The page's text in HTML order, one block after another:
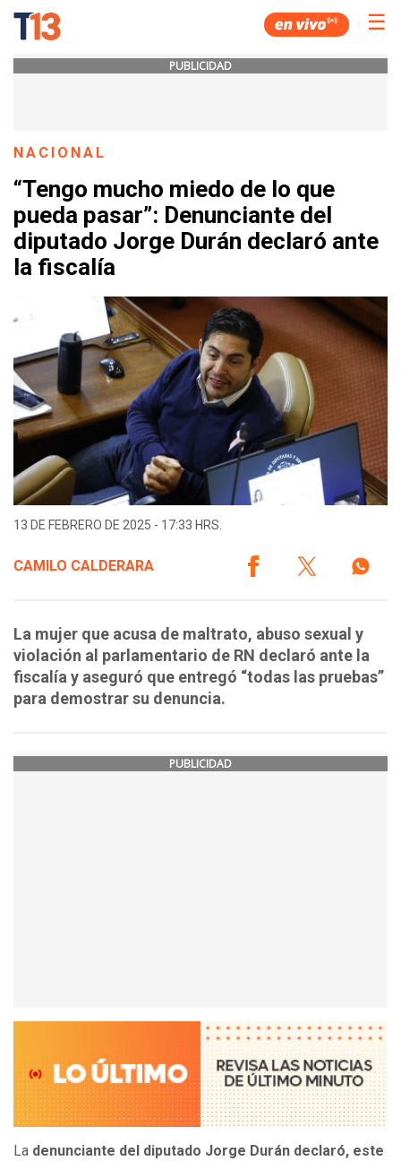
☰
PUBLICIDAD
NACIONAL
“Tengo mucho miedo de lo que
pueda pasar”: Denunciante del
diputado Jorge Durán declaró ante
la fiscalía
13 DE FEBRERO DE 2025 - 17:33 HRS.
CAMILO CALDERARA
La mujer que acusa de maltrato, abuso sexual y
violación al parlamentario de RN declaró ante la
fiscalía y aseguró que entregó “todas las pruebas”
para demostrar su denuncia.
PUBLICIDAD
La denunciante del diputado Jorge Durán declaró, este